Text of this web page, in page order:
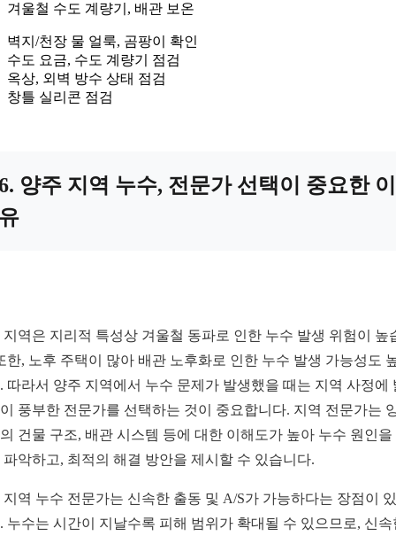
겨울철 수도 계량기, 배관 보온
벽지/천장 물 얼룩, 곰팡이 확인
수도 요금, 수도 계량기 점검
옥상, 외벽 방수 상태 점검
창틀 실리콘 점검
양주 지역 누수, 전문가 선택이 중요한 이
지역은 지리적 특성상 겨울철 동파로 인한 누수 발생 위험이 높
한, 노후 주택이 많아 배관 노후화로 인한 누수 발생 가능성도
따라서 양주 지역에서 누수 문제가 발생했을 때는 지역 사정에
풍부한 전문가를 선택하는 것이 중요합니다. 지역 전문가는
건물 구조, 배관 시스템 등에 대한 이해도가 높아 누수 원인을
파악하고, 최적의 해결 방안을 제시할 수 있습니다.
지역 누수 전문가는 신속한 출동 및 A/S가 가능하다는 장점이
누수는 시간이 지날수록 피해 범위가 확대될 수 있으므로, 신속